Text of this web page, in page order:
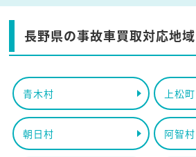
長野県の事故車買取対応地域
青木村 上松町
朝日村 阿智村